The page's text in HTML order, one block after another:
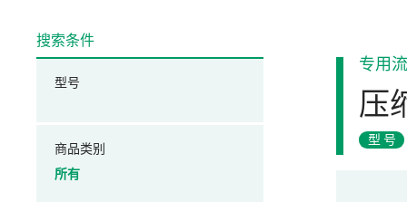
专用
压
型号
搜索条件
型号
商品类别
所有